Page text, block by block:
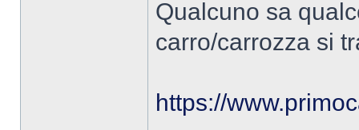
Qualcuno sa
carro/carrozza si
https://